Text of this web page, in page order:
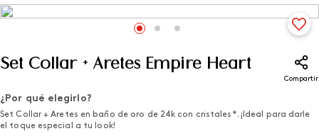
Set Collar + Aretes Empire Heart
Compartir
¿Por qué elegirlo?
Set Collar + Aretes en baño de oro de 24k con cristales*. ¡Ideal para darle
el toque especial a tu look!